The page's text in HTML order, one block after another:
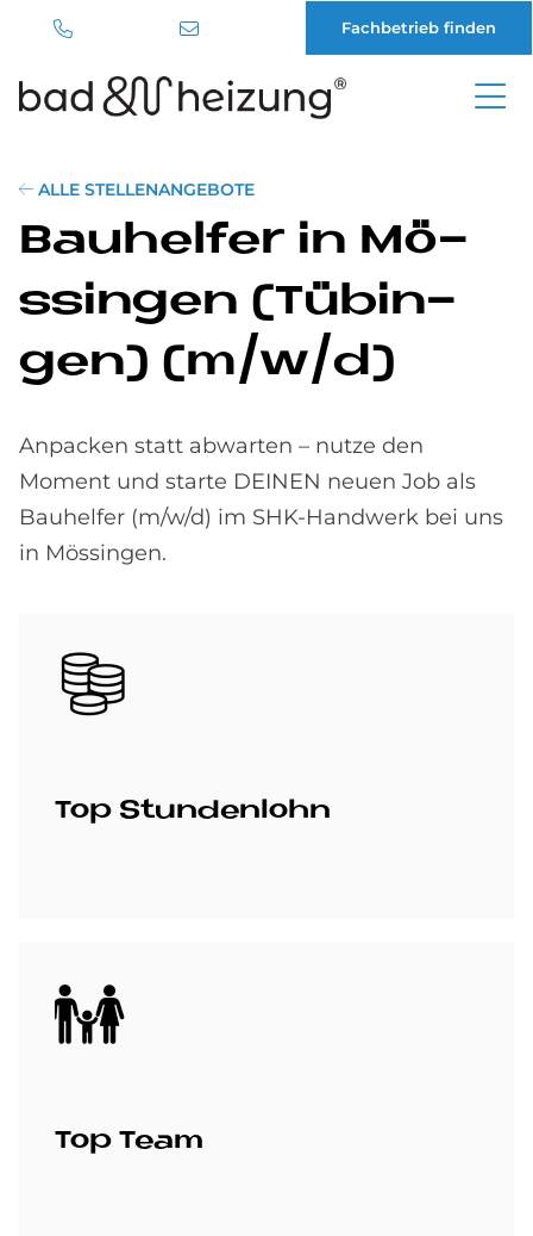
Inhalt
Fachbetrieb finden
ALLE STELLENANGEBOTE
Bau­hel­fer in Mö­
ssin­gen (Tü­bin­
gen) (m/w/d)
Anpacken statt abwarten – nutze den
Moment und starte DEINEN neuen Job als
Bauhelfer (m/w/d) im SHK-Handwerk bei uns
in Mössingen.
Bild
Top Stun­den­lohn
Bild
Top Team